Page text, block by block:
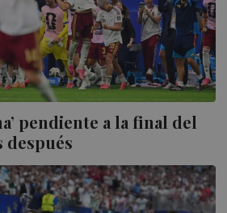
pendiente a la final del
después